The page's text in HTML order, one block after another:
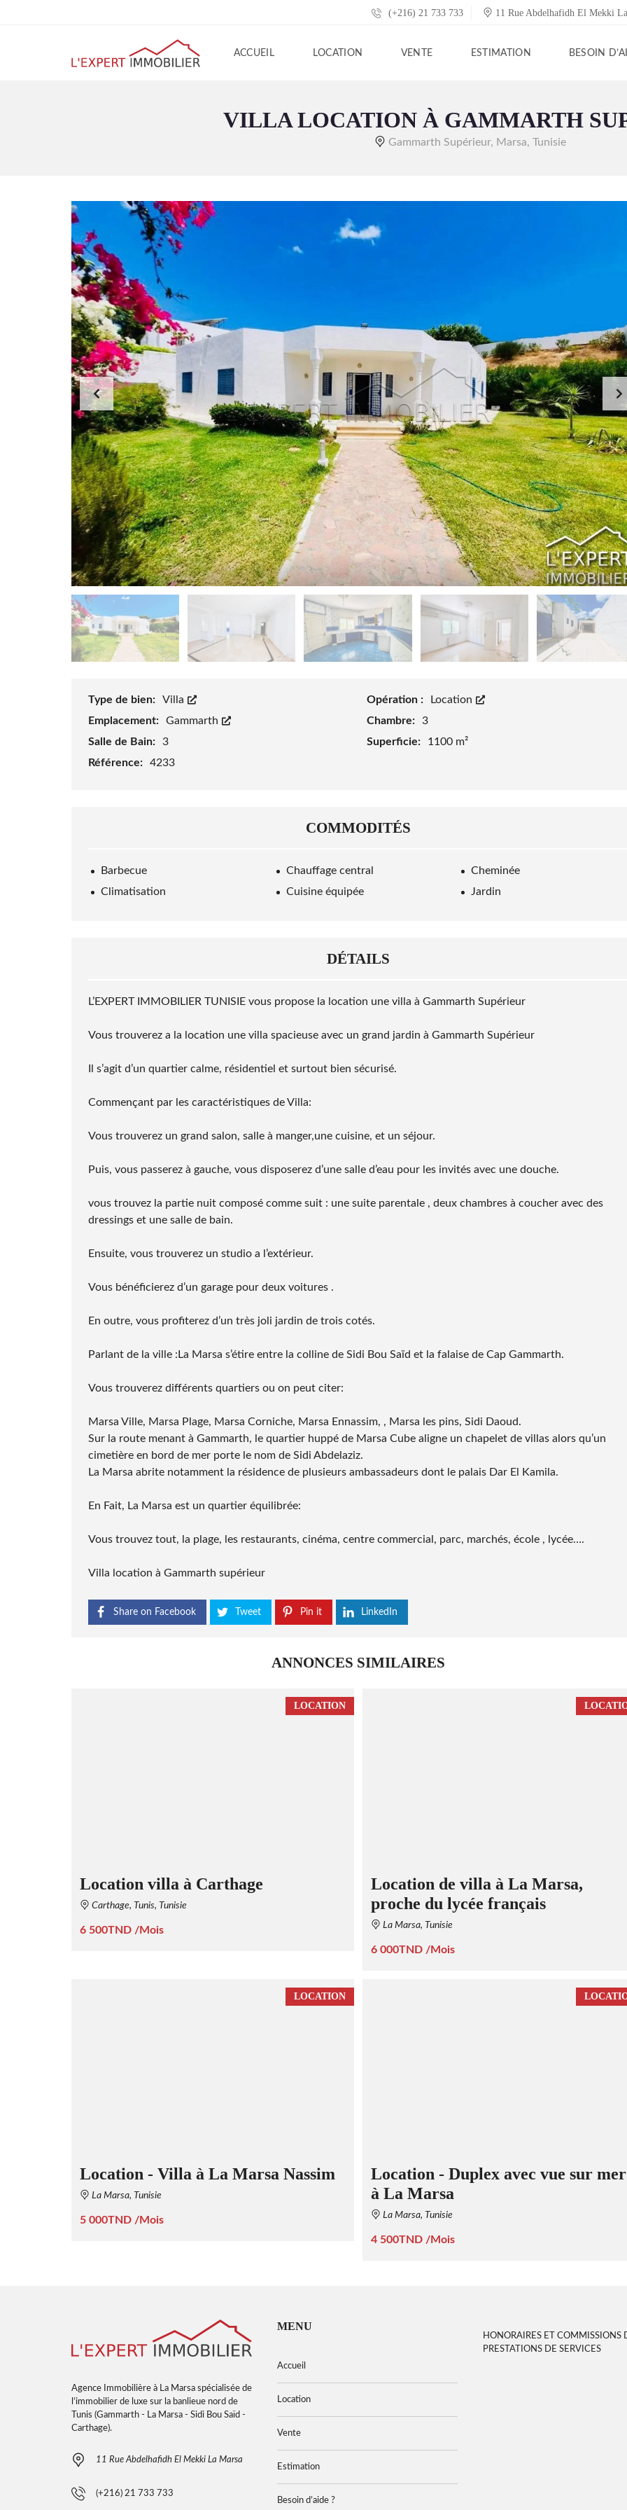
(+216) 21 733 733 11 Rue Abdelhafidh El Mekki
ACCUEIL LOCATION VENTE ESTIMATION BESOIN
VILLA LOCATION À GAMMARTH
Gammarth Supérieur, Marsa, Tunisie
Type de bien: Villa Opération :
Location
Emplacement:
Gammarth Chambre:
3
Salle de Bain:
3 Superficie:
1100 m²
Référence:
4233
COMMODITÉS
Barbecue Chauffage central
Cheminée
Climatisation
Cuisine équipée Jardin
DÉTAILS
L’EXPERT IMMOBILIER TUNISIE vous propose la location une villa à Gammarth Supérieur
Vous trouverez a la location une villa spacieuse avec un grand jardin à Gammarth Supérieur
Il s’agit d’un quartier calme, résidentiel et surtout bien sécurisé.
Commençant par les caractéristiques de Villa:
Vous trouverez un grand salon, salle à manger,une cuisine, et un séjour.
Puis, vous passerez à gauche, vous disposerez d’une salle d’eau pour les invités avec une douche.
vous trouvez la partie nuit composé comme suit : une suite parentale , deux chambres à coucher avec des
dressings et une salle de bain.
Ensuite, vous trouverez un studio a l’extérieur.
Vous bénéficierez d’un garage pour deux voitures .
En outre, vous profiterez d’un très joli jardin de trois cotés.
Parlant de la ville :La Marsa s’étire entre la colline de Sidi Bou Saïd et la falaise de Cap Gammarth.
Vous trouverez différents quartiers ou on peut citer:
Marsa Ville, Marsa Plage, Marsa Corniche, Marsa Ennassim, , Marsa les pins, Sidi Daoud.
Sur la route menant à Gammarth, le quartier huppé de Marsa Cube aligne un chapelet de villas alors qu’un
cimetière en bord de mer porte le nom de Sidi Abdelaziz.
La Marsa abrite notamment la résidence de plusieurs ambassadeurs dont le palais Dar El Kamila.
En Fait, La Marsa est un quartier équilibrée:
Vous trouvez tout, la plage, les restaurants, cinéma, centre commercial, parc, marchés, école , lycée….
Villa location à Gammarth supérieur
Share on Facebook Tweet Pin it LinkedIn
ANNONCES SIMILAIRES
LOCATION
Location villa à Carthage
Carthage, Tunis, Tunisie
6 500TND /Mois
Location de villa à La Marsa,
proche du lycée français
La Marsa, Tunisie
6 000TND /Mois
LOCATION
Location - Villa à La Marsa Nassim
La Marsa, Tunisie
5 000TND /Mois
Location - Duplex avec vue sur mer
à La Marsa
La Marsa, Tunisie
4 500TND /Mois
Agence Immobilière à La Marsa spécialisée de
l’immobilier de luxe sur la banlieue nord de
Tunis (Gammarth - La Marsa - Sidi Bou Saïd -
Carthage).
11 Rue Abdelhafidh El Mekki La Marsa
(+216) 21 733 733
MENU
Accueil
Location
Vente
Estimation
Besoin d’aide ?
HONORAIRES ET COMMISSIONS
PRESTATIONS DE SERVICES